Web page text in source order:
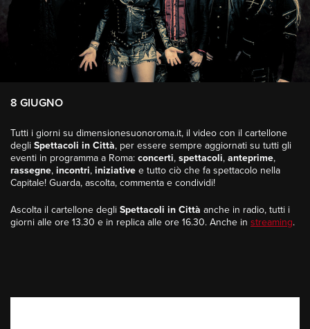
8 GIUGNO
Tutti i giorni su dimensionesuonoroma.it, il video con il cartellone
degli Spettacoli in Città, per essere sempre aggiornati su tutti gli
eventi in programma a Roma: concerti, spettacoli, anteprime,
rassegne, incontri, iniziative e tutto ciò che fa spettacolo nella
Capitale! Guarda, ascolta, commenta e condividi!
Ascolta il cartellone degli Spettacoli in Città anche in radio, tutti i
giorni alle ore 13.30 e in replica alle ore 16.30. Anche in streaming.